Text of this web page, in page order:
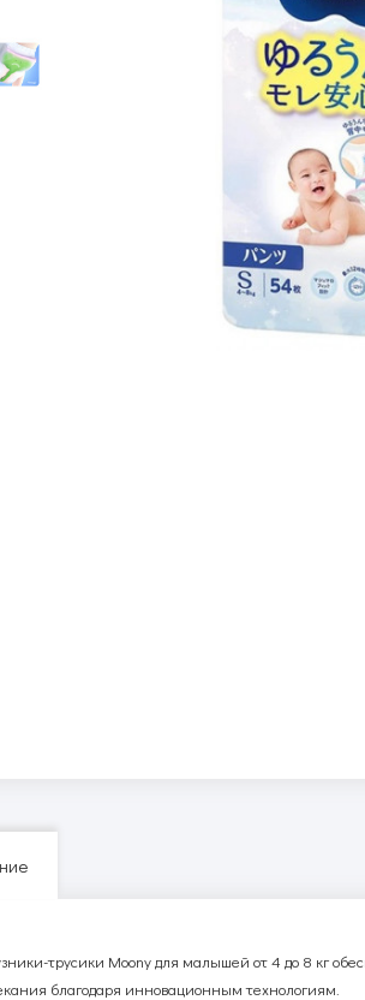
трусики Moonyдля малышей от 4 до 8 кг
благодаря инновационным технологиям.